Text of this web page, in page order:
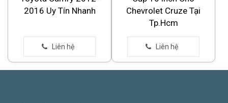
2016 Uy Tín Nhanh
Chevrolet Cruze Tại
Tp.Hcm